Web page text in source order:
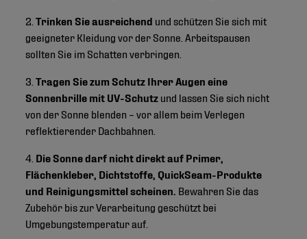
2.Trinken Sie ausreichend und schützen Sie sich mit
geeigneter Kleidung vor der Sonne. Arbeitspausen
sollten Sie im Schatten verbringen.
3.Tragen Sie zum Schutz Ihrer Augen eine
Sonnenbrille mit UV-Schutz und lassen Sie sich nicht
von der Sonne blenden – vor allem beim Verlegen
reflektierender Dachbahnen.
4. Die Sonne darf nicht direkt auf Primer,
Flächenkleber, Dichtstoffe, QuickSeam-Produkte
und Reinigungsmittel scheinen. Bewahren Sie das
Zubehör bis zur Verarbeitung geschützt bei
Umgebungstemperatur auf.